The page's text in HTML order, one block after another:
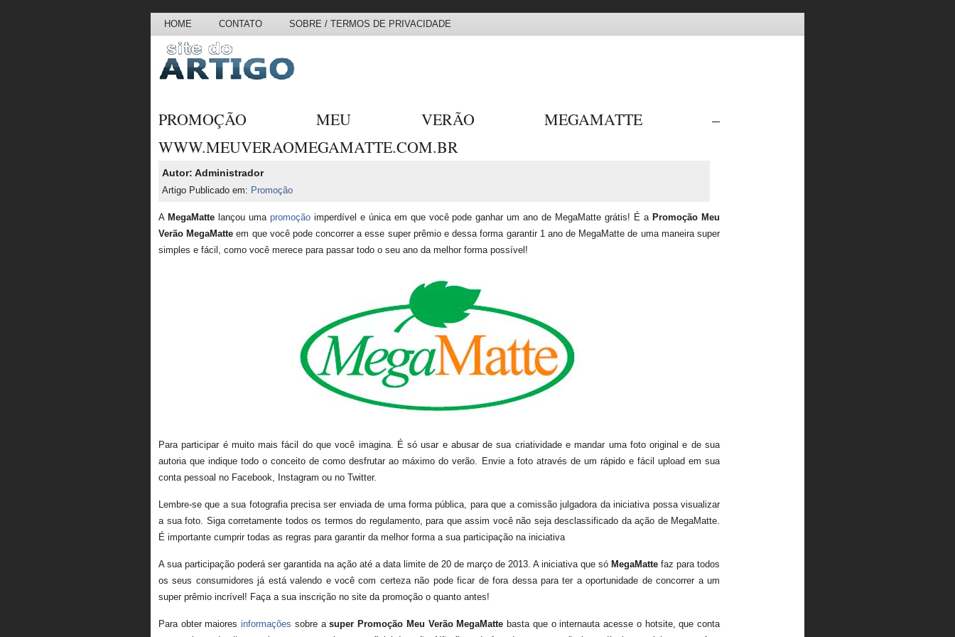
HOME CONTATO SOBRE / TERMOS DE PRIVACIDADE
PROMOÇÃO MEU VERÃO MEGAMATTE –
WWW.MEUVERAOMEGAMATTE.COM.BR
Autor: Administrador
Artigo Publicado em: Promoção
A MegaMattelançou uma promoçãoimperdível e única em que você pode ganhar um ano de MegaMatte grátis! É a Promoção Meu
Verão MegaMatte em que você pode concorrer a esse super prêmio e dessa forma garantir 1 ano de MegaMatte de uma maneira super
simples e fácil, como você merece para passar todo o seu ano da melhor forma possível!
Para participar é muito mais fácil do que você imagina. É só usar e abusar de sua criatividade e mandar uma foto original e de sua
autoria que indique todo o conceito de como desfrutar ao máximo do verão. Envie a foto através de um rápido e fácil upload em sua
conta pessoal no Facebook, Instagram ou no Twitter.
Lembre-se que a sua fotografia precisa ser enviada de uma forma pública, para que a comissão julgadora da iniciativa possa visualizar
a sua foto. Siga corretamente todos os termos do regulamento, para que assim você não seja desclassificado da ação de MegaMatte.
É importante cumprir todas as regras para garantir da melhor forma a sua participação na iniciativa
A sua participação poderá ser garantida na ação até a data limite de 20 de março de 2013. A iniciativa que só MegaMatte faz para todos
os seus consumidores já está valendo e você com certeza não pode ficar de fora dessa para ter a oportunidade de concorrer a um
super prêmio incrível! Faça a sua inscrição no site da promoção o quanto antes!
Para obter maioresinformações sobre asuper Promoção Meu Verão MegaMatte basta que o internauta acesse o hotsite, que conta